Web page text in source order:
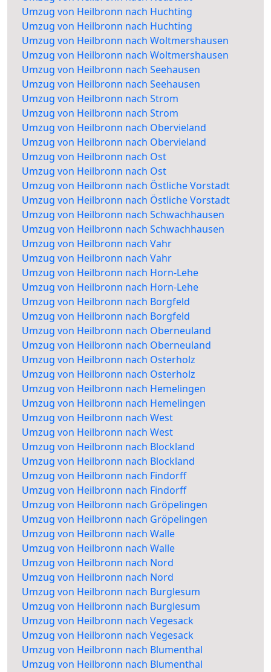
Umzug von Heilbronn nach Huchting
Umzug von Heilbronn nach Huchting
Umzug von Heilbronn nach Woltmershausen
Umzug von Heilbronn nach Woltmershausen
Umzug von Heilbronn nach Seehausen
Umzug von Heilbronn nach Seehausen
Umzug von Heilbronn nach Strom
Umzug von Heilbronn nach Strom
Umzug von Heilbronn nach Obervieland
Umzug von Heilbronn nach Obervieland
Umzug von Heilbronn nach Ost
Umzug von Heilbronn nach Ost
Umzug von Heilbronn nach Östliche Vorstadt
Umzug von Heilbronn nach Östliche Vorstadt
Umzug von Heilbronn nach Schwachhausen
Umzug von Heilbronn nach Schwachhausen
Umzug von Heilbronn nach Vahr
Umzug von Heilbronn nach Vahr
Umzug von Heilbronn nach Horn-Lehe
Umzug von Heilbronn nach Horn-Lehe
Umzug von Heilbronn nach Borgfeld
Umzug von Heilbronn nach Borgfeld
Umzug von Heilbronn nach Oberneuland
Umzug von Heilbronn nach Oberneuland
Umzug von Heilbronn nach Osterholz
Umzug von Heilbronn nach Osterholz
Umzug von Heilbronn nach Hemelingen
Umzug von Heilbronn nach Hemelingen
Umzug von Heilbronn nach West
Umzug von Heilbronn nach West
Umzug von Heilbronn nach Blockland
Umzug von Heilbronn nach Blockland
Umzug von Heilbronn nach Findorff
Umzug von Heilbronn nach Findorff
Umzug von Heilbronn nach Gröpelingen
Umzug von Heilbronn nach Gröpelingen
Umzug von Heilbronn nach Walle
Umzug von Heilbronn nach Walle
Umzug von Heilbronn nach Nord
Umzug von Heilbronn nach Nord
Umzug von Heilbronn nach Burglesum
Umzug von Heilbronn nach Burglesum
Umzug von Heilbronn nach Vegesack
Umzug von Heilbronn nach Vegesack
Umzug von Heilbronn nach Blumenthal
Umzug von Heilbronn nach Blumenthal